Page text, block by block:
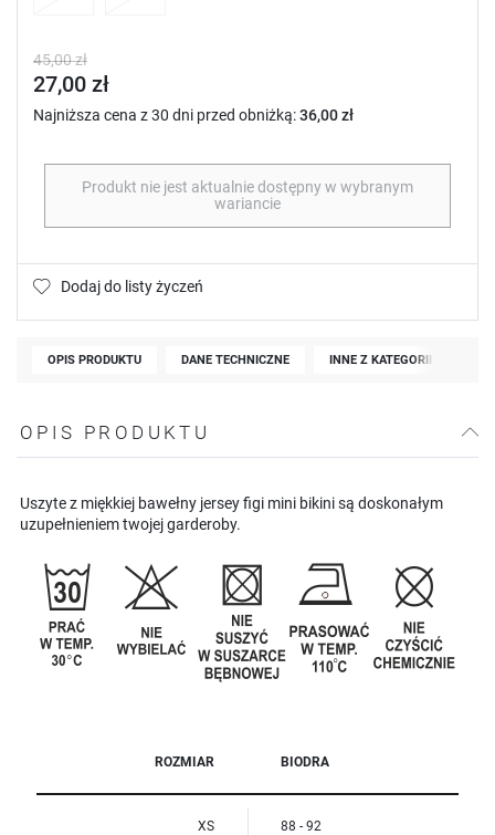
45,00 zł
27,00 zł
Najniższa cena z 30 dni przed obniżką:36,00 zł
Produkt nie jest aktualnie dostępny w wybranym
wariancie
Dodaj do listy życzeń
OPIS PRODUKTU DANE TECHNICZNE INNE Z KATEGORII
OPIS PRODUKTU
Uszyte z miękkiej bawełny jersey figi mini bikini są doskonałym
uzupełnieniem twojej garderoby.
ROZMIAR BIODRA
XS 88 - 92